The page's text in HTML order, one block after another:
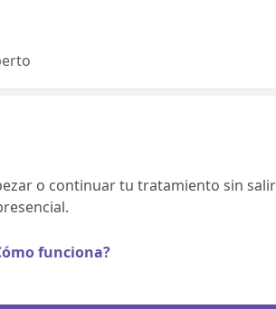
o continuar tu tratamiento sin salir
funciona?